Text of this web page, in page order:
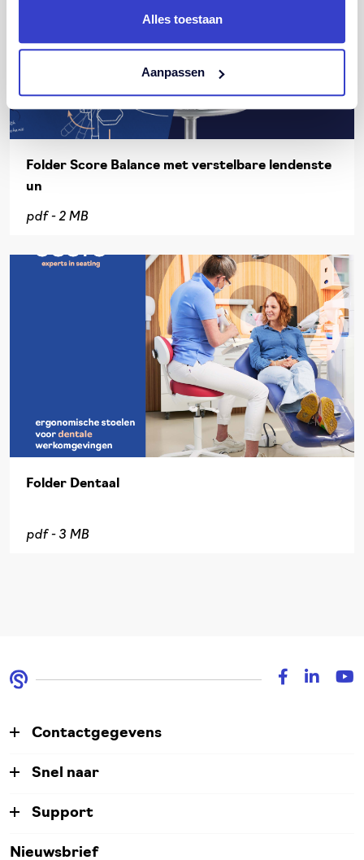
Alles toestaan
Aanpassen
Folder Score Balance met verstelbare lendenste
un
pdf - 2 MB
Folder Dentaal
pdf - 3 MB
Contactgegevens
Snel naar
Support
Nieuwsbrief